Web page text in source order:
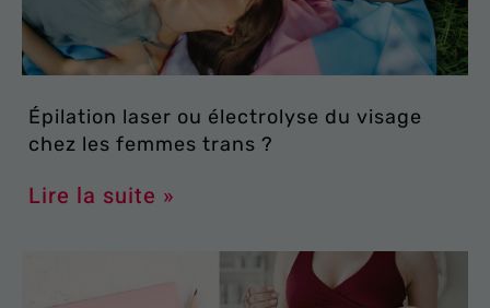
Épilation laser ou électrolyse du visage
chez les femmes trans ?
Lire la suite »